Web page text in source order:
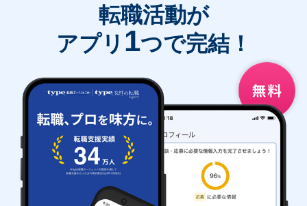
転職活動が
アプリ 1つで完結！